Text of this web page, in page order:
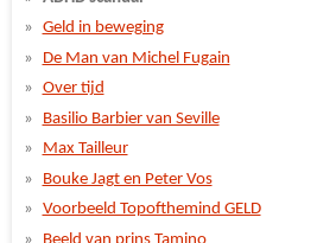
Geld in beweging
De Man van Michel Fugain
Over tijd
Basilio Barbier van Seville
Max Tailleur
Bouke Jagt en Peter Vos
Voorbeeld Topofthemind GELD